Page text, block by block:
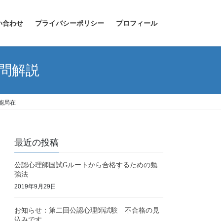
合わせ プライバシーポリシー プロフィール
解説
局在
最近の投稿
公認心理師国試Gルートから合格するための勉
強法
2019年9月29日
お知らせ：第二回公認心理師試験 不合格の見